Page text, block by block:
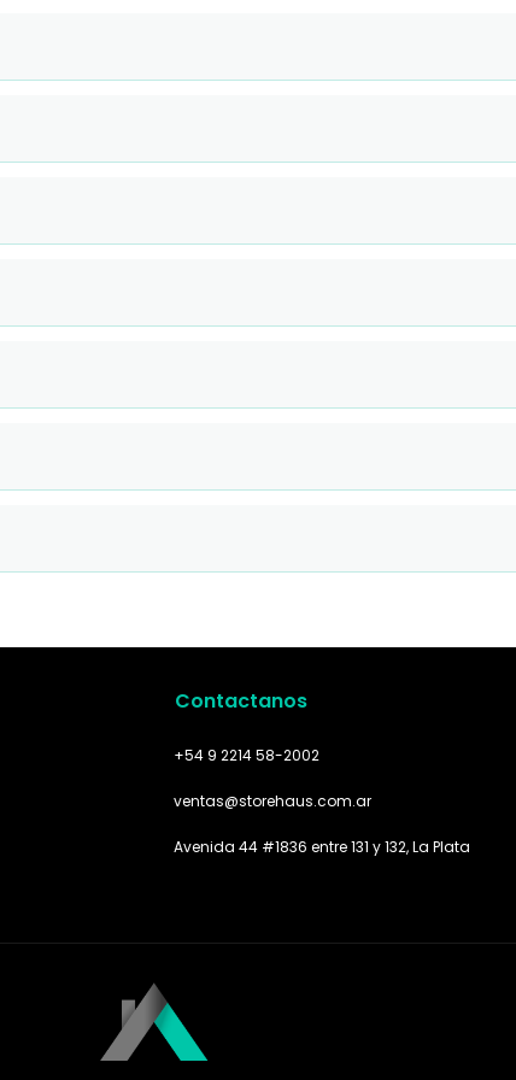
Contactanos
+54 9 2214 58-2002
ventas@storehaus.com.ar
Avenida 44 #1836 entre 131 y 132, La Plata